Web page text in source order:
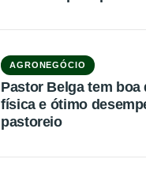
AGRONEGÓCIO
Pastor Belga tem
física e ótimo
pastoreio